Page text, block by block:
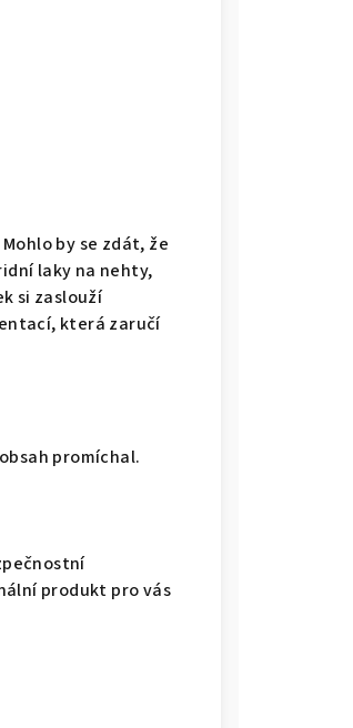
by se zdát, že
laky na nehty,
si zaslouží
která zaručí
promíchal.
produkt pro vás